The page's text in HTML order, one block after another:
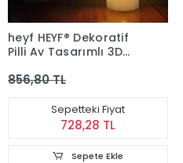
heyf HEYF® Dekoratif
Pilli Ay Tasarımlı 3D
Gece Lambası
856,80 TL
Sepetteki Fiyat
728,28 TL
Sepete Ekle